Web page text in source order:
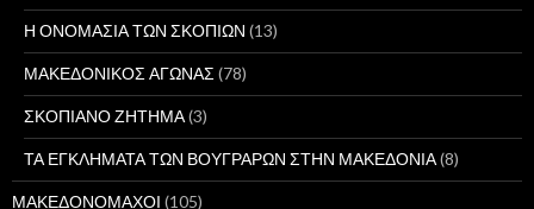
Η ΟΝΟΜΑΣΙΑ ΤΩΝ ΣΚΟΠΙΩΝ (13)
ΜΑΚΕΔΟΝΙΚΟΣ ΑΓΩΝΑΣ(78)
ΣΚΟΠΙΑΝΟ ΖΗΤΗΜΑ(3)
ΤΑ ΕΓΚΛΗΜΑΤΑ ΤΩΝ ΒΟΥΓΡΑΡΩΝ ΣΤΗΝ ΜΑΚΕΔΟΝΙΑ(8)
ΜΑΚΕΔΟΝΟΜΑΧΟΙ (105)